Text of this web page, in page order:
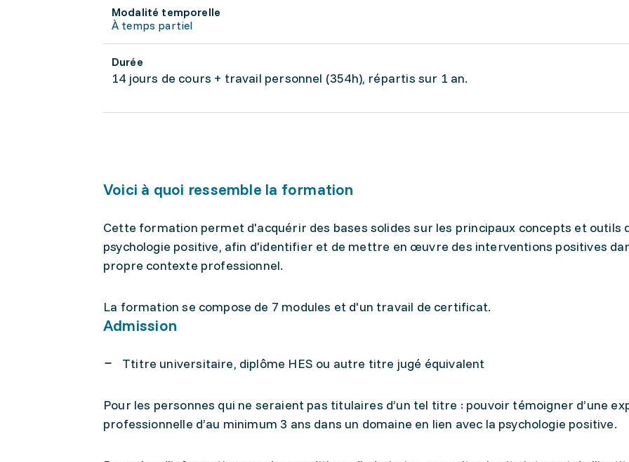
Modalité temporelle
À temps partiel
Durée
14 jours de cours + travail personnel (354h), répartis sur 1 an.
Voici à quoi ressemble la formation
Cette formation permet d'acquérir des bases solides sur les principaux concepts et outils
psychologie positive, afin d'identifier et de mettre en œuvre des interventions positives
propre contexte professionnel.
La formation se compose de 7 modules et d'un travail de certificat.
Admission
Ttitre universitaire, diplôme HES ou autre titre jugé équivalent
Pour les personnes qui ne seraient pas titulaires d’un tel titre : pouvoir témoigner d’une
professionnelle d’au minimum 3 ans dans un domaine en lien avec la psychologie positive.